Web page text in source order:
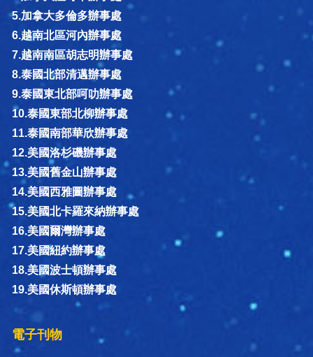
5.加拿大多倫多辦事處
6.越南北區河內辦事處
7.越南南區胡志明辦事處
8.泰國北部清邁辦事處
9.泰國東北部呵叻辦事處
10.泰國東部北柳辦事處
11.泰國南部華欣辦事處
12.美國洛杉磯辦事處
13.美國舊金山辦事處
14.美國西雅圖辦事處
15.美國北卡羅來納辦事處
16.美國爾灣辦事處
17.美國紐約辦事處
18.美國波士頓辦事處
19.美國休斯頓辦事處
電子刊物